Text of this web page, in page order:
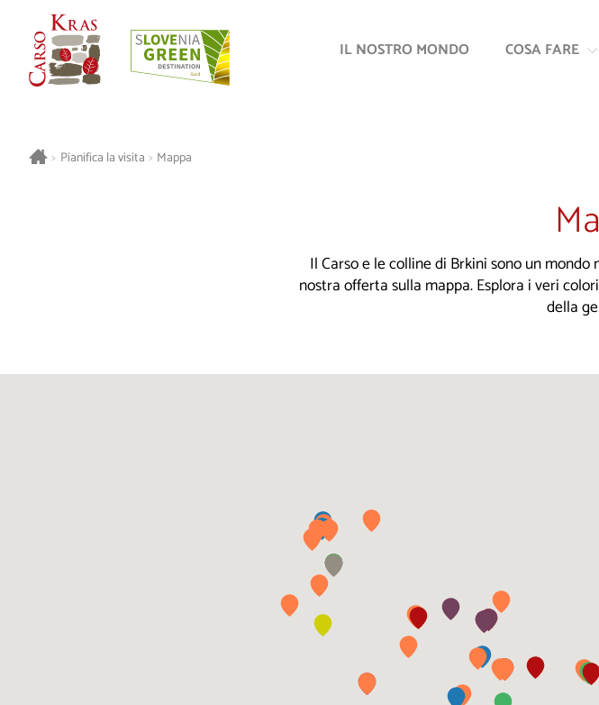
IL NOSTRO MONDO COSA FARE
> Pianifica la visita > Mappa
Il Carso e le colline di Brkini sono un
nostra offerta sulla mappa. Esplora i veri
della